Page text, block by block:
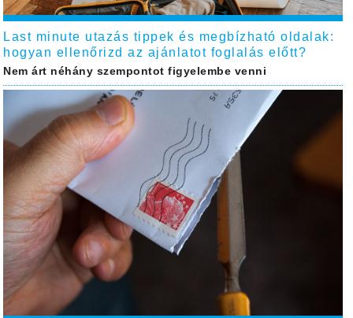
Last minute utazás tippek és megbízható oldalak:
hogyan ellenőrizd az ajánlatot foglalás előtt?
Nem árt néhány szempontot figyelembe venni